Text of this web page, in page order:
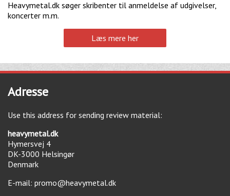
Heavymetal.dk søger skribenter til anmeldelse af udgivelser,
koncerter m.m.
Læs mere her
Adresse
Use this address for sending review material:
heavymetal.dk
Hymersvej 4
DK-3000 Helsingør
Denmark
E-mail: promo@heavymetal.dk